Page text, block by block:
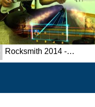
Rocksmith 2014 -…